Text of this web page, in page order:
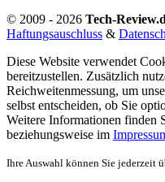
© 2009 - 2026 Tech-
Haftungsauschluss &
Diese Website verwendet
bereitzustellen. Zusätzlich
Reichweitenmessung, um
selbst entscheiden, ob Sie
Weitere Informationen finden
beziehungsweise im
Ihre Auswahl können Sie jederzeit